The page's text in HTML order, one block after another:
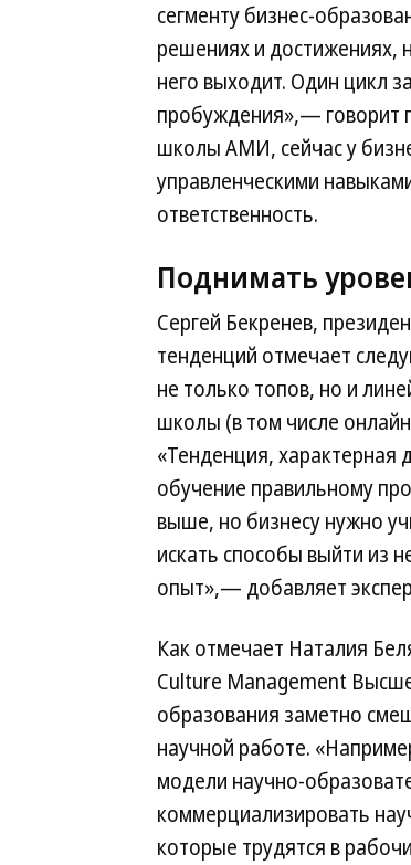
сегменту бизнес-
решениях и достижениях,
него выходит. Один цикл
пробуждения»,— говорит
школы АМИ, сейчас у
управленческими
ответственность.
Поднимать
Сергей Бекренев,
тенденций отмечает
не только топов, но и
школы (в том числе
«Тенденция,
обучение правильному
выше, но бизнесу нужно
искать способы выйти из
опыт»,— добавляет
Как отмечает Наталия
Culture Management
образования заметно
научной работе.
модели научно-
коммерциализировать
которые трудятся в